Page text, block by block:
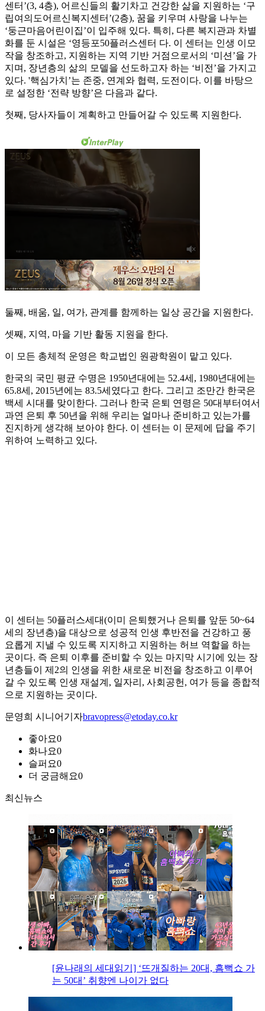
센터’(3, 4층), 어르신들의 활기차고 건강한 삶을 지원하는 ‘구
립여의도어르신복지센터’(2층), 꿈을 키우며 사랑을 나누는
‘둥근마음어린이집’이 입주해 있다. 특히, 다른 복지관과 차별
화를 둔 시설은 ‘영등포50플러스센터 다. 이 센터는 인생 이모
작을 창조하고, 지원하는 지역 기반 거점으로서의 ‘미션’을 가
지며, 장년층의 삶의 모델을 선도하고자 하는 ‘비전’을 가지고
있다. '핵심가치’는 존중, 연계와 협력, 도전이다. 이를 바탕으
로 설정한 ‘전략 방향’은 다음과 같다.
첫째, 당사자들이 계획하고 만들어갈 수 있도록 지원한다.
둘째, 배움, 일, 여가, 관계를 함께하는 일상 공간을 지원한다.
셋째, 지역, 마을 기반 활동 지원을 한다.
이 모든 총체적 운영은 학교법인 원광학원이 맡고 있다.
한국의 국민 평균 수명은 1950년대에는 52.4세, 1980년대에는
65.8세, 2015년에는 83.5세였다고 한다. 그리고 조만간 한국은
백세 시대를 맞이한다. 그러나 한국 은퇴 연령은 50대부터여서
과연 은퇴 후 50년을 위해 우리는 얼마나 준비하고 있는가를
진지하게 생각해 보아야 한다. 이 센터는 이 문제에 답을 주기
위하여 노력하고 있다.
이 센터는 50플러스세대(이미 은퇴했거나 은퇴를 앞둔 50~64
세의 장년층)을 대상으로 성공적 인생 후반전을 건강하고 풍
요롭게 지낼 수 있도록 지지하고 지원하는 허브 역할을 하는
곳이다. 즉 은퇴 이후를 준비할 수 있는 마지막 시기에 있는 장
년층들이 제2의 인생을 위한 새로운 비전을 창조하고 이루어
갈 수 있도록 인생 재설계, 일자리, 사회공헌, 여가 등을 종합적
으로 지원하는 곳이다.
문영희 시니어기자bravopress@etoday.co.kr
좋아요0
화나요0
슬퍼요0
더 궁금해요0
최신뉴스
[윤나래의 세대읽기] ‘뜨개질하는 20대, 흠뻑쇼 가
는 50대’ 취향엔 나이가 없다